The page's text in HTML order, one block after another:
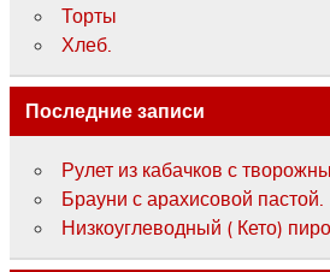
Торты
Хлеб.
Последние записи
Рулет из кабачков с
Брауни с арахисовой пастой.
Низкоуглеводный ( Кето)